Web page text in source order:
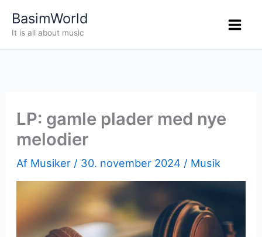
BasimWorld
It is all about music
LP: gamle plader med nye
melodier
Af Musiker / 30. november 2024 / Musik